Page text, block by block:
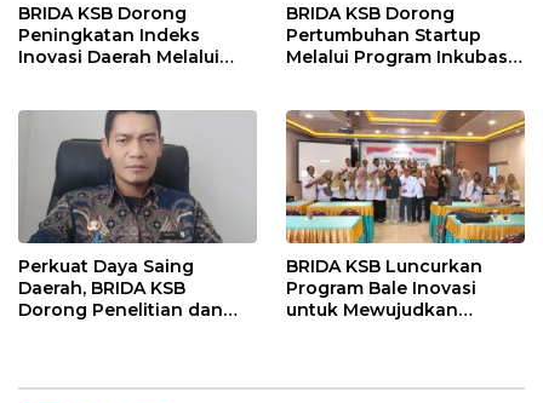
BRIDA KSB Dorong
Peningkatan Indeks
Inovasi Daerah Melalui
BRIDA KSB Dorong
Pertumbuhan Startup
Melalui Program Inkubasi
Perkuat Daya Saing
Daerah, BRIDA KSB
Dorong Penelitian dan
BRIDA KSB Luncurkan
Program Bale Inovasi
untuk Mewujudkan